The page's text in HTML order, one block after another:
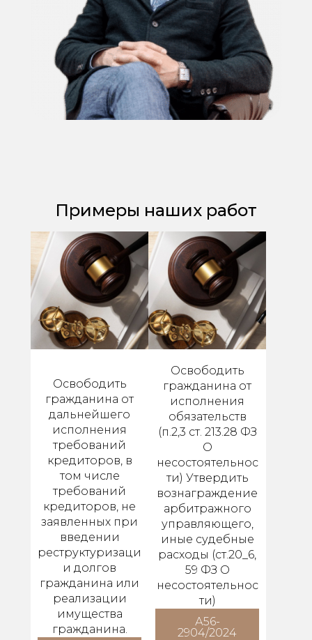
Примеры наших работ
Освободить
гражданина от
дальнейшего
исполнения
требований
кредиторов, в
том числе
требований
кредиторов, не
заявленных при
введении
реструктуризаци
и долгов
гражданина или
реализации
имущества
гражданина.
Освободить
гражданина от
исполнения
обязательств
(п.2,3 ст. 213.28 ФЗ
О
несостоятельнос
ти) Утвердить
вознаграждение
арбитражного
управляющего,
иные судебные
расходы (ст.20_6,
59 ФЗ О
несостоятельнос
ти)
А56-
2904/2024